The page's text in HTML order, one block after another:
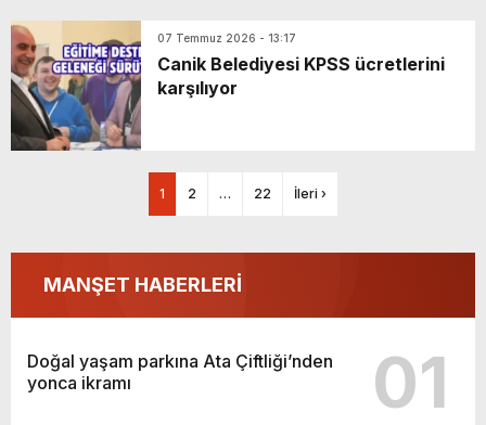
07 Temmuz 2026 - 13:17
Canik Belediyesi KPSS ücretlerini
karşılıyor
1 2 … 22 İleri ›
MANŞET HABERLERİ
Doğal yaşam parkına Ata Çiftliği’nden
yonca ikramı
01